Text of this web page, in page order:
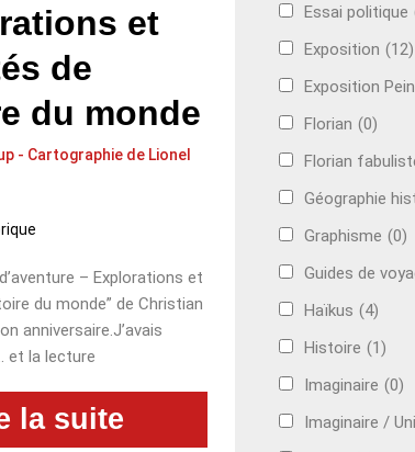
et
de
du monde
- Cartographie de Lionel
d’aventure – Explorations et
du monde” de Christian
anniversaire.J’avais
et la lecture
la suite
Essai politique
Exposition (12)
Exposition
Florian (0)
Florian
Géographie
Graphisme (0)
Guides de
Haïkus (4)
Histoire (1)
Imaginaire (0)
Imaginaire /